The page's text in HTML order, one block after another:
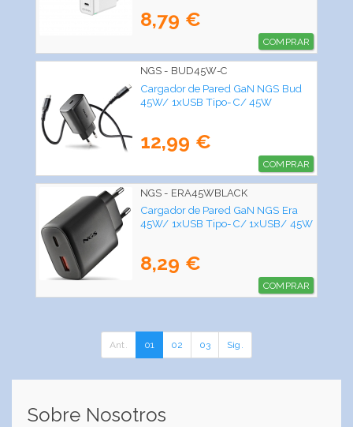
8,79 €
COMPRAR
NGS - BUD45W-C
Cargador de Pared GaN NGS Bud
45W/ 1xUSB Tipo-C/ 45W
12,99 €
COMPRAR
NGS - ERA45WBLACK
Cargador de Pared GaN NGS Era
45W/ 1xUSB Tipo-C/ 1xUSB/ 45W
8,29 €
COMPRAR
Ant. 01 02 03 Sig.
Sobre Nosotros